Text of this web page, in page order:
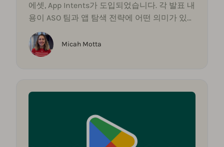
에셋, App Intents가 도입되었습니다. 각 발표 내
용이 ASO 팀과 앱 탐색 전략에 어떤 의미가 있는
지 알아보십시오.
Micah Motta